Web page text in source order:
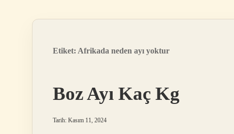
Etiket: Afrikada neden ayı yoktur
Boz Ayı Kaç Kg
Tarih: Kasım 11, 2024